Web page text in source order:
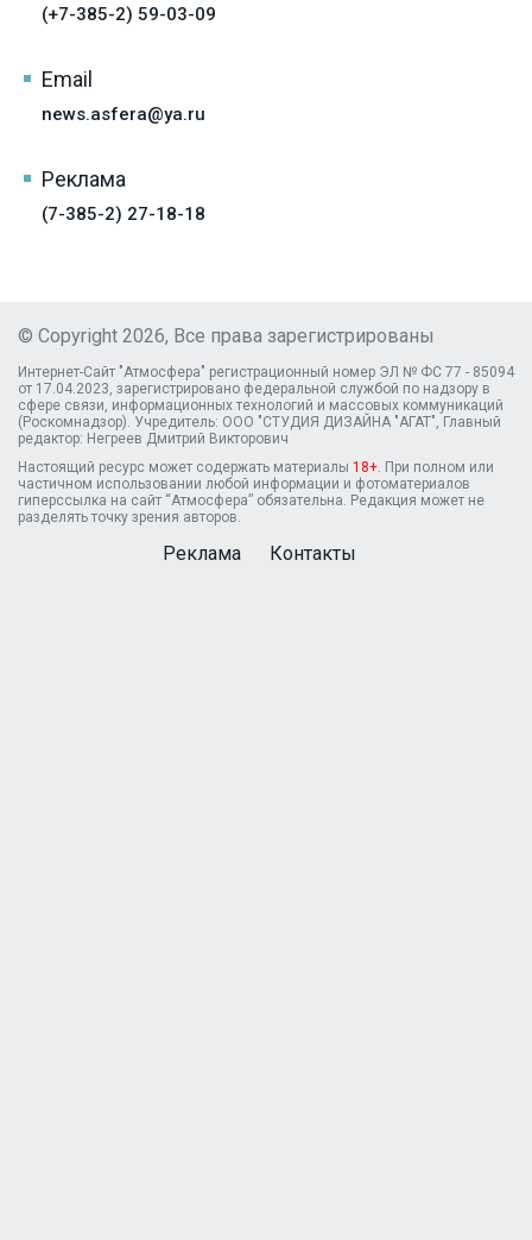
(+7-385-2) 59-03-09
Email
news.asfera@ya.ru
Реклама
(7-385-2) 27-18-18
© Copyright 2026, Все права зарегистрированы
Интернет-Сайт "Атмосфера" регистрационный номер ЭЛ № ФС 77 - 85094
от 17.04.2023, зарегистрировано федеральной службой по надзору в
сфере связи, информационных технологий и массовых коммуникаций
(Роскомнадзор). Учредитель: ООО "СТУДИЯ ДИЗАЙНА "АГАТ", Главный
редактор: Негреев Дмитрий Викторович
Настоящий ресурс может содержать материалы 18+ . При полном или
частичном использовании любой информации и фотоматериалов
гиперссылка на сайт “Атмосфера” обязательна. Редакция может не
разделять точку зрения авторов.
Реклама Контакты